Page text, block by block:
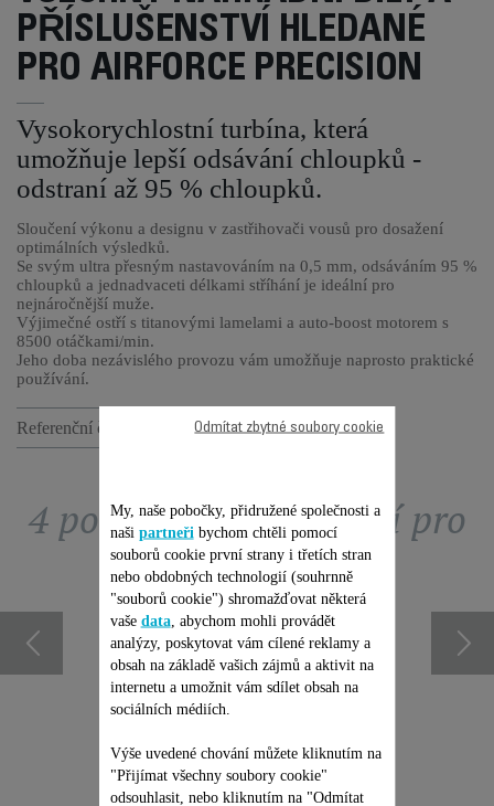
PŘÍSLUŠENSTVÍ HLEDANÉ
PRO AIRFORCE PRECISION
Vysokorychlostní turbína, která
umožňuje lepší odsávání chloupků -
odstraní až 95 % chloupků.
Sloučení výkonu a designu v zastřihovači vousů pro dosažení
optimálních výsledků.
Se svým ultra přesným nastavováním na 0,5 mm, odsáváním 95 %
chloupků a jednadvaceti délkami stříhání je ideální pro
nejnáročnější muže.
Výjimečné ostří s titanovými lamelami a auto-boost motorem s
8500 otáčkami/min.
Jeho doba nezávislého provozu vám umožňuje naprosto praktické
používání.
Referenční číslo : TN4850F0
4 položek příslušenství pro
tento produkt
My, naše pobočky, přidružené společnosti a
naši partneři bychom chtěli pomocí
souborů cookie první strany i třetích stran
nebo obdobných technologií (souhrnně
"souborů cookie") shromažďovat některá
vaše data, abychom mohli provádět
analýzy, poskytovat vám cílené reklamy a
obsah na základě vašich zájmů a aktivit na
internetu a umožnit vám sdílet obsah na
sociálních médiích.
Výše uvedené chování můžete kliknutím na
"Přijímat všechny soubory cookie"
odsouhlasit, nebo kliknutím na "Odmítat
Odmítat zbytné soubory cookie